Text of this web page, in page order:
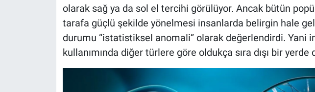
olarak sağ ya da sol el tercihi görülüyor. Ancak bütün
tarafa güçlü şekilde yönelmesi insanlarda belirgin hale
durumu “istatistiksel anomali” olarak değerlendirdi. Yani
kullanımında diğer türlere göre oldukça sıra dışı bir yerde